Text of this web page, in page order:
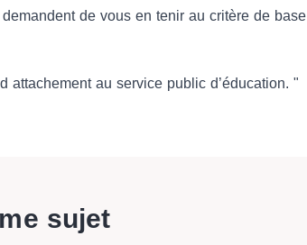
de vous en tenir au critère de base
attachement au service public d’éducation. "
sujet